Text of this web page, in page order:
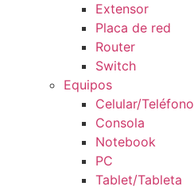
Extensor
Placa de red
Router
Switch
Equipos
Celular/Teléfono
Consola
Notebook
PC
Tablet/Tableta